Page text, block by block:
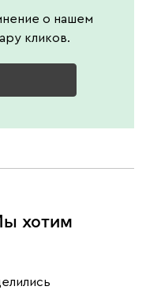
о нашем
кликов.
хотим